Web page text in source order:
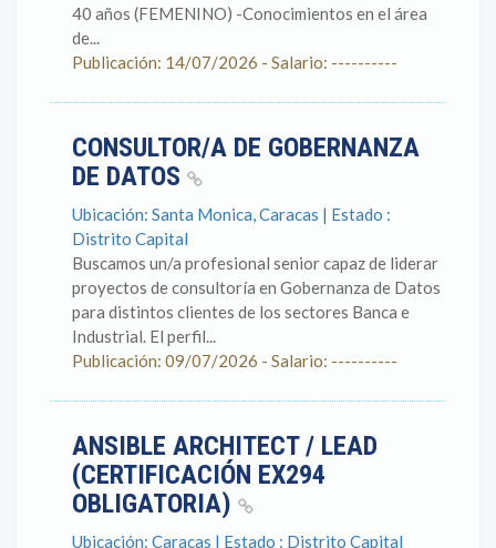
40 años (FEMENINO) -Conocimientos en el área
de...
Publicación: 14/07/2026 - Salario: ----------
CONSULTOR/A DE GOBERNANZA
DE DATOS
Ubicación: Santa Monica, Caracas | Estado :
Distrito Capital
Buscamos un/a profesional senior capaz de liderar
proyectos de consultoría en Gobernanza de Datos
para distintos clientes de los sectores Banca e
Industrial. El perfil...
Publicación: 09/07/2026 - Salario: ----------
ANSIBLE ARCHITECT / LEAD
(CERTIFICACIÓN EX294
OBLIGATORIA)
Ubicación: Caracas | Estado : Distrito Capital